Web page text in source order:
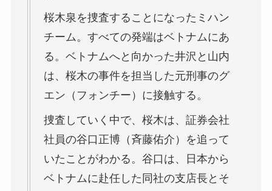
桜木泉を捜査することになったミハン
チーム。すべての発端はベトナムにあ
る。ベトナムへと向かった井沢と山内
は、桜木の事件を担当した元刑事のグ
エン（フォンチー）に接触する。
捜査していく中で、桜木は、証券会社
社員の谷口正博（斉藤佑介）を追って
いたことがわかる。谷口は、日本から
ベトナムに赴任した同社の支店長とそ